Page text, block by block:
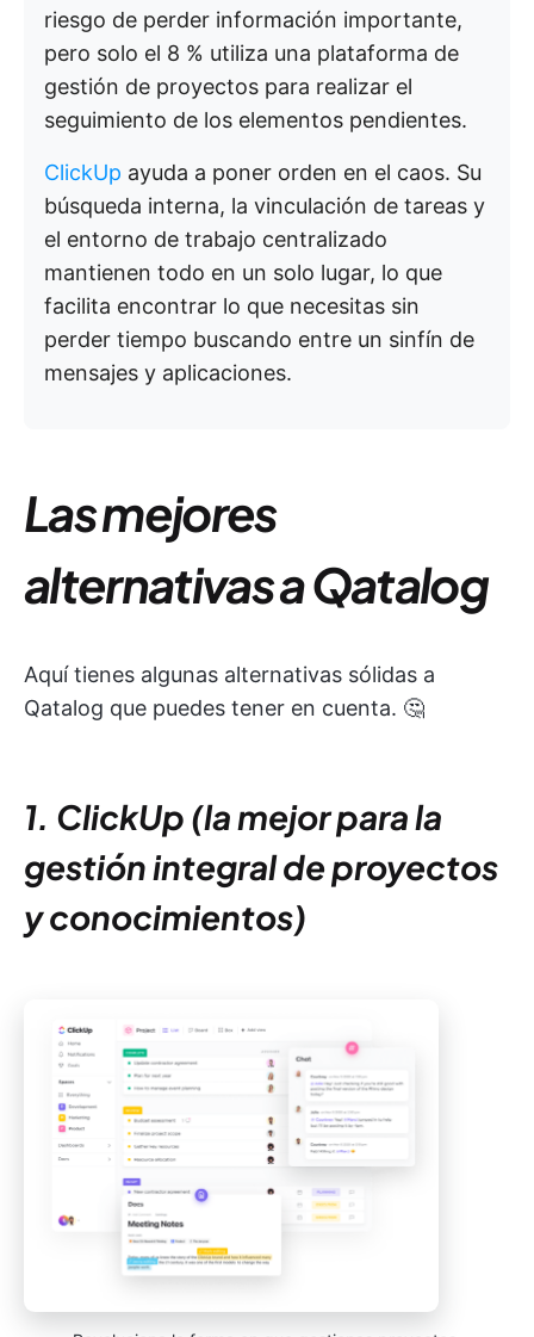
riesgo de perder información importante,
pero solo el 8 % utiliza una plataforma de
gestión de proyectos para realizar el
seguimiento de los elementos pendientes.
ClickUp ayuda a poner orden en el caos. Su
búsqueda interna, la vinculación de tareas y
el entorno de trabajo centralizado
mantienen todo en un solo lugar, lo que
facilita encontrar lo que necesitas sin
perder tiempo buscando entre un sinfín de
mensajes y aplicaciones.
Las mejores
alternativas a Qatalog
Aquí tienes algunas alternativas sólidas a
Qatalog que puedes tener en cuenta. 🤔
1. ClickUp (la mejor para la
gestión integral de proyectos
y conocimientos)